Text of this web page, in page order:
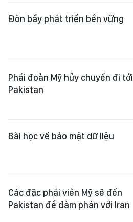
Đòn bẩy phát triển bền vững
Phái đoàn Mỹ hủy chuyến đi tới
Pakistan
Bài học về bảo mật dữ liệu
Các đặc phái viên Mỹ sẽ đến
Pakistan để đàm phán với Iran